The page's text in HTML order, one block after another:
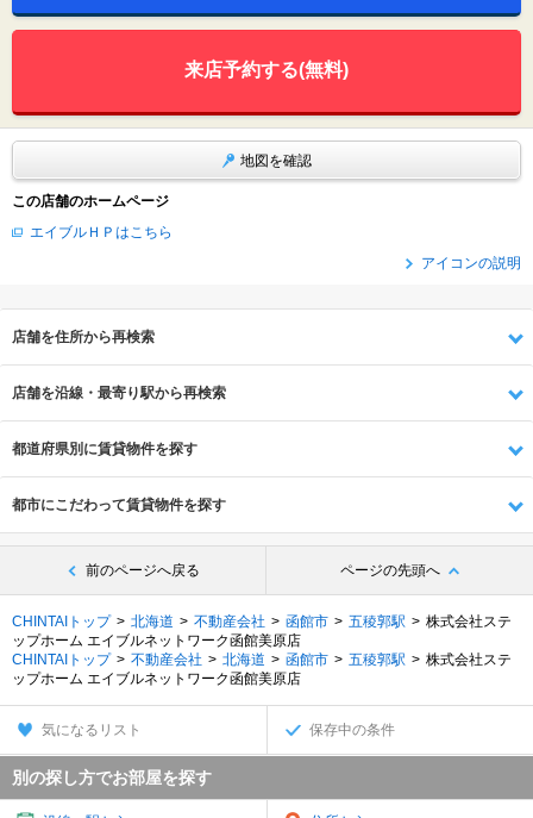
来店予約する(無料)
地図を確認
この店舗のホームページ
エイブルＨＰはこちら
アイコンの説明
店舗を住所から再検索
店舗を沿線・最寄り駅から再検索
都道府県別に賃貸物件を探す
都市にこだわって賃貸物件を探す
前のページへ戻る ページの先頭へ
CHINTAIトップ 北海道 不動産会社 函館市 五稜郭駅
株式会社ステ
ップホーム エイブルネットワーク函館美原店
CHINTAIトップ
不動産会社 北海道 函館市 五稜郭駅
株式会社ステ
ップホーム エイブルネットワーク函館美原店
気になるリスト 保存中の条件
別の探し方でお部屋を探す